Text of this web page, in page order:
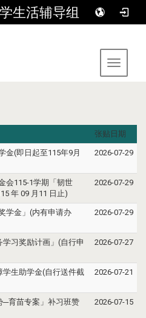
生活辅导组
Toggle
张贴日期
金(即日起至115年9月
2026-07-29
会115-1学期「韧世
年 09 月11 日止)
2026-07-29
学金」(内有申请办
2026-07-29
习奖励计画」(自行申
2026-07-27
生助学金(自行送件截
2026-07-21
─育苗专案」补习班赞
2026-07-15